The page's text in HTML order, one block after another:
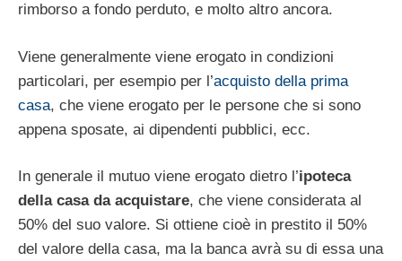
rimborso a fondo perduto, e molto altro ancora.
Viene generalmente viene erogato in condizioni
particolari, per esempio per l’acquisto della prima
casa, che viene erogato per le persone che si sono
appena sposate, ai dipendenti pubblici, ecc.
In generale il mutuo viene erogato dietro l’ipoteca
della casa da acquistare, che viene considerata al
50% del suo valore. Si ottiene cioè in prestito il 50%
del valore della casa, ma la banca avrà su di essa una